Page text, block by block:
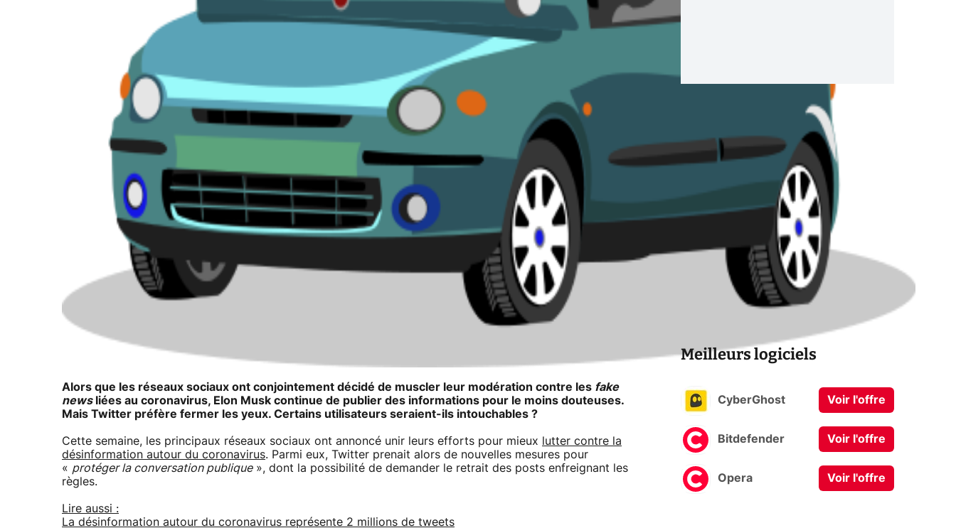
Alors que les réseaux sociaux ont conjointement décidé de muscler leur modération contre les fake
newsliées au coronavirus, Elon Musk continue de publier des informations pour le moins douteuses.
Mais Twitter préfère fermer les yeux. Certains utilisateurs seraient-ils intouchables ?
Cette semaine, les principaux réseaux sociaux ont annoncé unir leurs efforts pour mieux
lutter contre la
désinformation autour du coronavirus. Parmi eux, Twitter prenait alors de nouvelles mesures pour
« protéger la conversation publique», dont la possibilité de demander le retrait des posts enfreignant les
règles.
Lire aussi :
La désinformation autour du coronavirus représente 2 millions de tweets
Meilleurs logiciels
CyberGhost Voir l'offre
Bitdefender Voir l'offre
Opera Voir l'offre